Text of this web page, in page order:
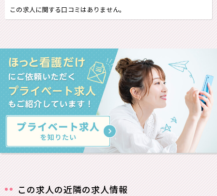
この求人に関する口コミはありません。
この求人の近隣の求人情報